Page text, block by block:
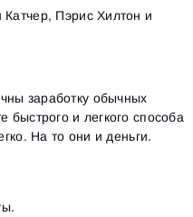
Пэрис Хилтон и
заработку обычных
и легкого способа
На то они и деньги.